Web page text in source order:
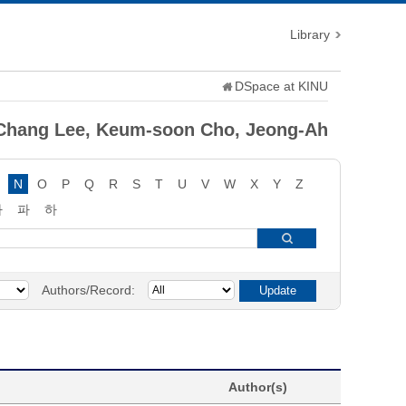
Library
DSpace at KINU
Lee, Keum-soon Cho, Jeong-Ah
N O P Q R S T U V W X Y
Z
파 하
Authors/Record:
Author(s)